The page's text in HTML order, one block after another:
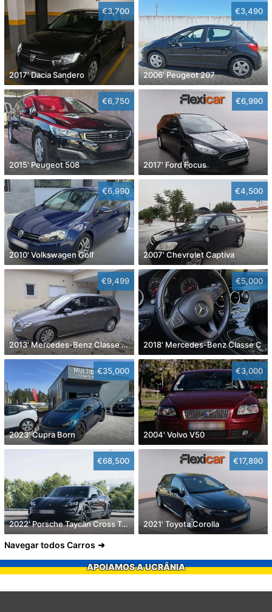
€3,700
2017' Dacia Sandero
€3,490
2006' Peugeot 207
€6,750
2015' Peugeot 508
€6,990
2017' Ford Focus
€6,990
2010' Volkswagen Golf
€4,500
2007' Chevrolet Captiva
€9,499
2013' Mercedes-Benz Classe B Cdi Style Aut.
€5,000
2018' Mercedes-Benz Classe C
€35,000
2023' Cupra Born
€3,000
2004' Volvo V50
€68,500
2022' Porsche Taycan Cross Turismo 4
€17,890
2021' Toyota Corolla
Navegar todos Carros
APOIAMOS A UCRÂNIA